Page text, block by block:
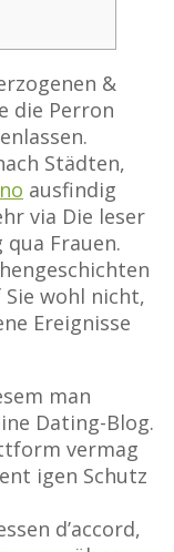
&
die Perron
Städten,
ausfindig
via Die leser
Frauen.
wohl nicht,
Ereignisse
man
Dating-Blog.
vermag
igen Schutz
d’accord,